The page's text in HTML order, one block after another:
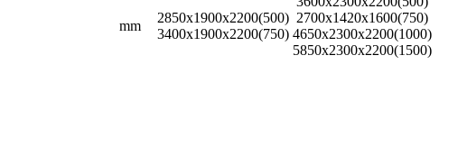
mm
2850x1900x2200(500)
3400x1900x2200(750)
2700x1420x1600(750)
4650x2300x2200(1000)
5850x2300x2200(1500)